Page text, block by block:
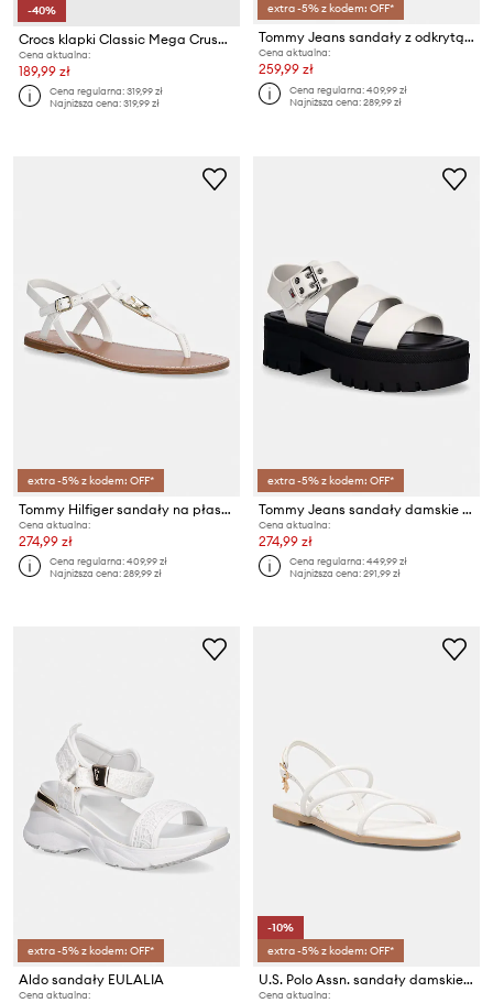
-40%
Crocs klapki Classic Mega Crush Sandal
Cena aktualna:
189,99 zł
Cena regularna:319,99 zł
Najniższa cena:319,99 zł
extra -5% z kodem: OFF*
Tommy Jeans sandały z odkrytą piętą damskie TJW JELLY FISHERMAN SANDAL
Cena aktualna:
259,99 zł
Cena regularna:409,99 zł
Najniższa cena:289,99 zł
extra -5% z kodem: OFF*
Tommy Hilfiger sandały na płaskim obcasie damskie skórzane LEATHER THONG SANDAL
Cena aktualna:
274,99 zł
Cena regularna:409,99 zł
Najniższa cena:289,99 zł
extra -5% z kodem: OFF*
Tommy Jeans sandały damskie skórzane TJW STRAPS LEATHER MAX SANDAL
Cena aktualna:
274,99 zł
Cena regularna:449,99 zł
Najniższa cena:291,99 zł
extra -5% z kodem: OFF*
Aldo sandały EULALIA
Cena aktualna:
-10%
extra -5% z kodem: OFF*
U.S. Polo Assn. sandały damskie GENNY003
Cena aktualna: